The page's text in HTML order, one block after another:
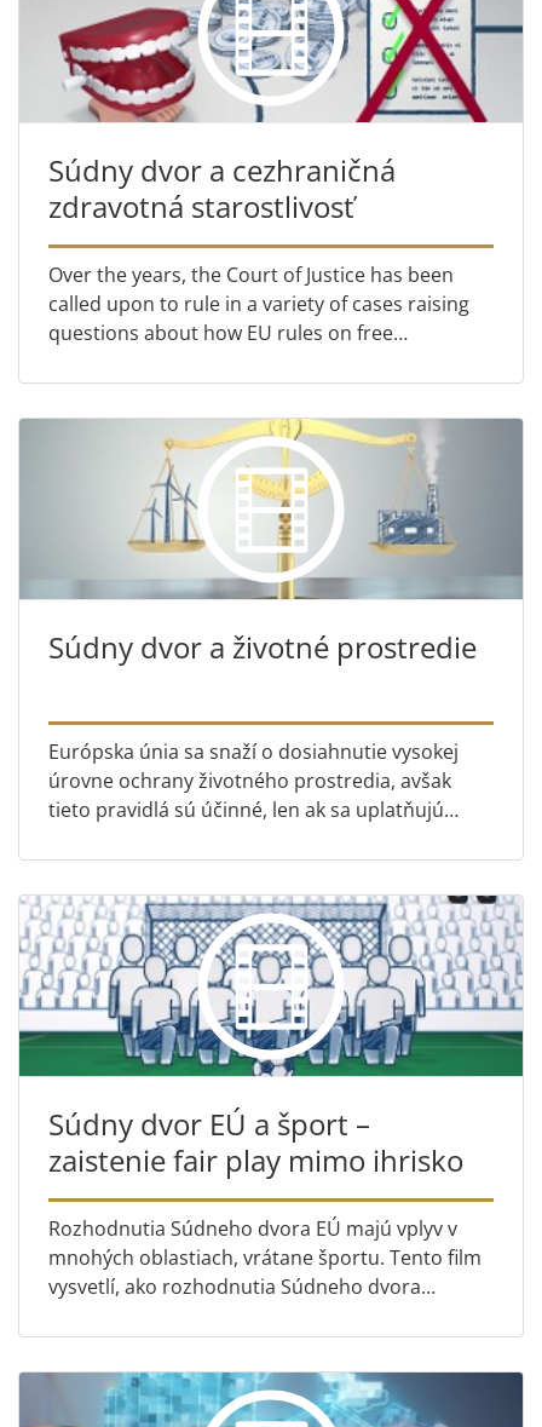
Súdny dvor a cezhraničná
zdravotná starostlivosť
Over the years, the Court of Justice has been
called upon to rule in a variety of cases raising
questions about how EU rules on free
video explains a few...
Súdny dvor a životné prostredie
Európska únia sa snaží o dosiahnutie vysokej
úrovne ochrany životného prostredia, avšak
tieto pravidlá sú účinné, len ak sa uplatňujú
video priblíži aspoň...
Súdny dvor EÚ a šport –
zaistenie fair play mimo ihrisko
Rozhodnutia Súdneho dvora EÚ majú vplyv v
mnohých oblastiach, vrátane športu. Tento film
vysvetlí, ako rozhodnutia Súdneho dvora
Európskej únii a spôsob sl...